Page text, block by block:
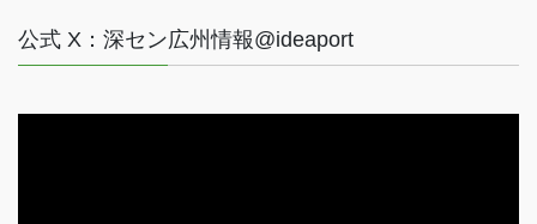
公式 X：深セン広州情報@ideaport